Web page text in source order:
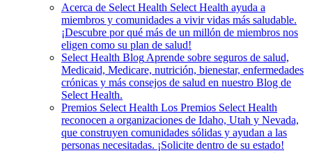
Acerca de Select Health Select Health ayuda a
miembros y comunidades a vivir vidas más saludable.
¡Descubre por qué más de un millón de miembros nos
eligen como su plan de salud!
Select Health Blog Aprende sobre seguros de salud,
Medicaid, Medicare, nutrición, bienestar, enfermedades
crónicas y más consejos de salud en nuestro Blog de
Select Health.
Premios Select Health Los Premios Select Health
reconocen a organizaciones de Idaho, Utah y Nevada,
que construyen comunidades sólidas y ayudan a las
personas necesitadas. ¡Solicite dentro de su estado!